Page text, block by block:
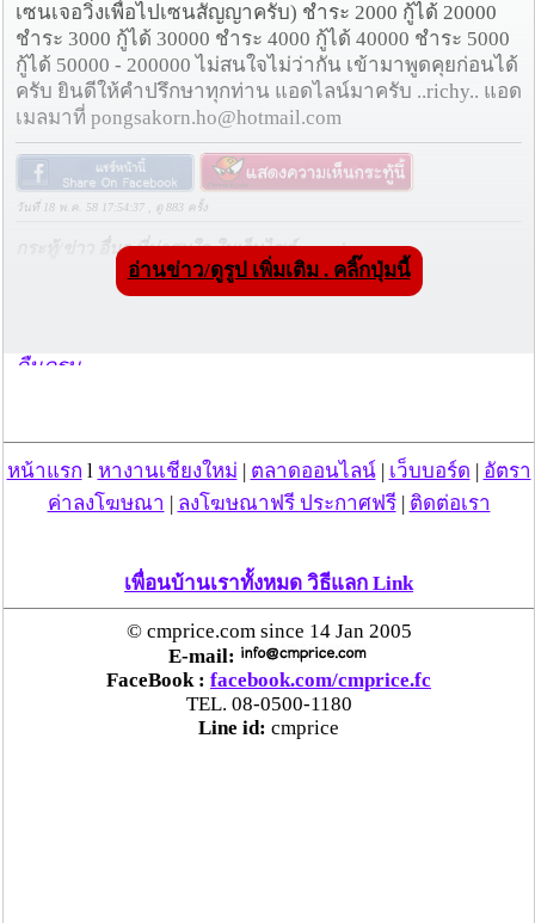
เซน​เจอ​วิ่งเพื่อไปเซนสัญญา​ครับ​) ชำระ 2000 กู้ได้ 20000
ชำระ 3000 กู้ได้ 30000 ชำระ​ 4000 กู้ได้​ 40000 ชำระ 5000
กู้ได้​ 50000 -​ 200000 ไม่สนใจไม่ว่ากัน เข้ามาพูดคุยก่อนได้
ครับ ยินดีให้คำปรึกษา​ทุกท่าน แอดไลน์มาครับ​ ..richy.. แอด
เมลมาที่ pongsakorn.ho@hotmail.com
วันที่ 18 พ.ค. 58 17:54:37 , ดู 883 ครั้ง
กระทู้/ข่าว อื่นๆ ที่น่าสนใจ ในเว็บไซต์ cmprice.com
ชื่นชม ตำรวจแม่ทาลำพูน ช่วยสาวลำพูนเหยื่อมิจฯ
คืนครบ
บ้านแจ้งพบถุงพลาสติกพันเทปสีดำต้องสงสัยในสวน
ลำไย
มาตรฐานเสี่ยงอันตราย สั่งห้ามขาย-เตือนภัยผู้
ปกครองเฝ้าระวังบุตรหลาน
“ลาว” ส่ง “24 คนไทย” กลับประเทศผ่านด่าน
เชียงของ เพื่อดำเนินการตามกฎหมาย พบส่วนใหญ่มี
เอี่ยวแก๊งคอลเซ็นเตอร์
อ่านข่าว/ดูรูป เพิ่มเติม . คลิ๊กปุ่มนี้
หน้าแรก l หางานเชียงใหม่ | ตลาดออนไลน์| เว็บบอร์ด | อัตรา
ค่าลงโฆษณา | ลงโฆษณาฟรี ประกาศฟรี| ติดต่อเรา
เพื่อนบ้านเราทั้งหมด วิธีแลก Link
© cmprice.com since 14 Jan 2005
E-mail:
FaceBook : facebook.com/cmprice.fc
TEL. 08-0500-1180
Line id: cmprice